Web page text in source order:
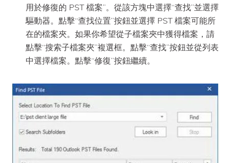
用於修復的 PST 檔案”。從該方塊中選擇“查找”並選擇
驅動器。點擊“查找位置”按鈕並選擇 PST 檔案可能所
在的檔案夾。如果你希望從子檔案夾中獲得檔案，請
點擊“搜索子檔案夾”複選框。點擊“查找”按鈕並從列表
中選擇檔案。點擊“修復”按鈕繼續。